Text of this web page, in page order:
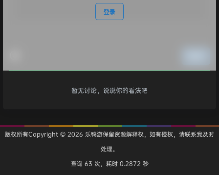
登录
暂无讨论，说说你的看法吧
版权所有Copyright © 2026 乐鸭游保留资源解释权，如有侵权，请联系我及时
处理。
查询 63 次，耗时 0.2872 秒